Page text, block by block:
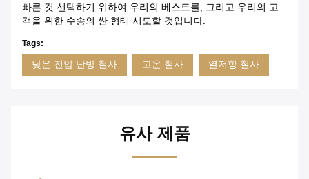
빠른 것 선택하기 위하여 우리의 베스트를, 그리고 우리의 고
객을 위한 수송의 싼 형태 시도할 것입니다.
Tags:
낮은 전압 난방 철사 고온 철사 열저항 철사
유사 제품